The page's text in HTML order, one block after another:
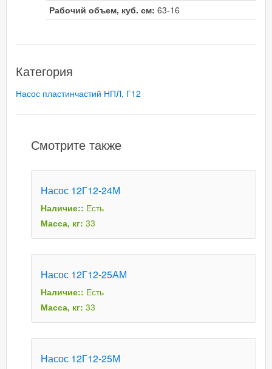
Рабочий объем, куб. см: 63-16
Категория
Насос пластинчастий НПЛ, Г12
Смотрите также
Насос 12Г12-24М
Наличие:: Есть
Масса, кг: 33
Насос 12Г12-25АМ
Наличие:: Есть
Масса, кг: 33
Насос 12Г12-25М